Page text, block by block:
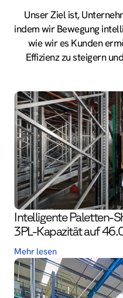
Unser Ziel ist,
indem wir Bewegung
wie wir es Kunden
Effizienz zu steigern
Intelligente Paletten-
3PL-Kapazität auf
Mehr lesen